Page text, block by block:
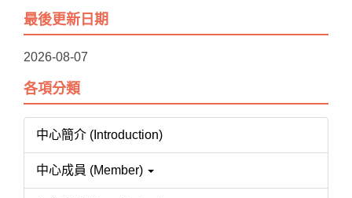
最後更新日期
2026-08-07
各項分類
中心簡介 (Introduction)
中心成員 (Member)